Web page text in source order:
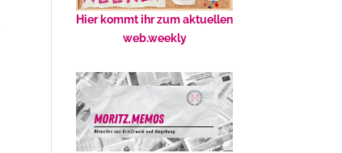
Hier kommt ihr zum aktuellen
web.weekly